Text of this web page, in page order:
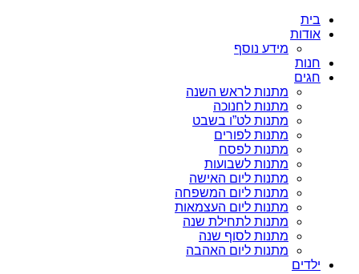
בית
אודות
מידע נוסף
חנות
חגים
מתנות לראש השנה
מתנות לחנוכה
מתנות לט”ו בשבט
מתנות לפורים
מתנות לפסח
מתנות לשבועות
מתנות ליום האישה
מתנות ליום המשפחה
מתנות ליום העצמאות
מתנות לתחילת שנה
מתנות לסוף שנה
מתנות ליום האהבה
ילדים